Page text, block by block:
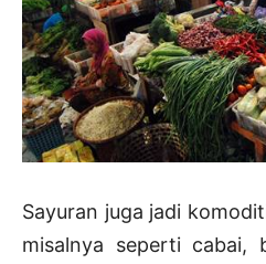
Sayuran juga jadi
misalnya seperti cabai,